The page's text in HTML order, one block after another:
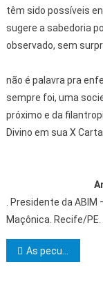
têm sido possíveis
sugere a sabedoria
observado, sem
não é palavra pra
sempre foi, uma
próximo e da
Divino em sua X
. Presidente da
Maçônica. Recife/PE.
As peculiaridades atribuídas há um Venerável Mestre